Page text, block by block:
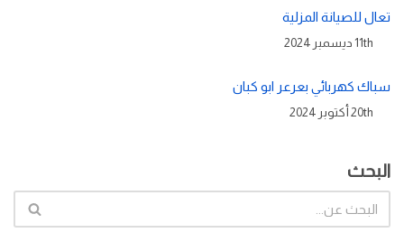
تعال للصيانة المزلية
11th ديسمبر 2024
سباك كهربائي بعرعر ابو كبان
20th أكتوبر 2024
البحث